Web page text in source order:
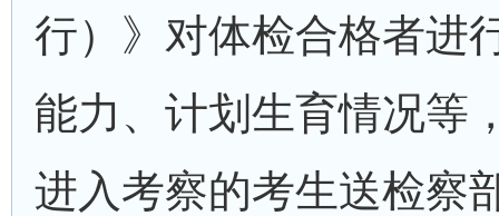
行）》对体检合格者进
能力、计划生育情况等
进入考察的考生送检察